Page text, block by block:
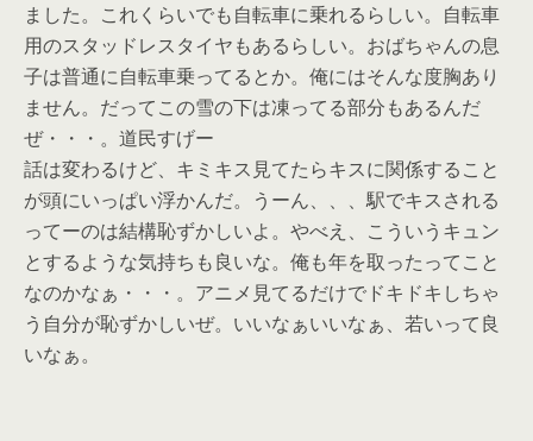
ました。これくらいでも自転車に乗れるらしい。自転車
用のスタッドレスタイヤもあるらしい。おばちゃんの息
子は普通に自転車乗ってるとか。俺にはそんな度胸あり
ません。だってこの雪の下は凍ってる部分もあるんだ
ぜ・・・。道民すげー
話は変わるけど、キミキス見てたらキスに関係すること
が頭にいっぱい浮かんだ。うーん、、、駅でキスされる
ってーのは結構恥ずかしいよ。やべえ、こういうキュン
とするような気持ちも良いな。俺も年を取ったってこと
なのかなぁ・・・。アニメ見てるだけでドキドキしちゃ
う自分が恥ずかしいぜ。いいなぁいいなぁ、若いって良
いなぁ。